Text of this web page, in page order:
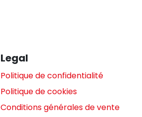
Legal
Politique de confidentialité
Politique de cookies
Conditions générales de vente